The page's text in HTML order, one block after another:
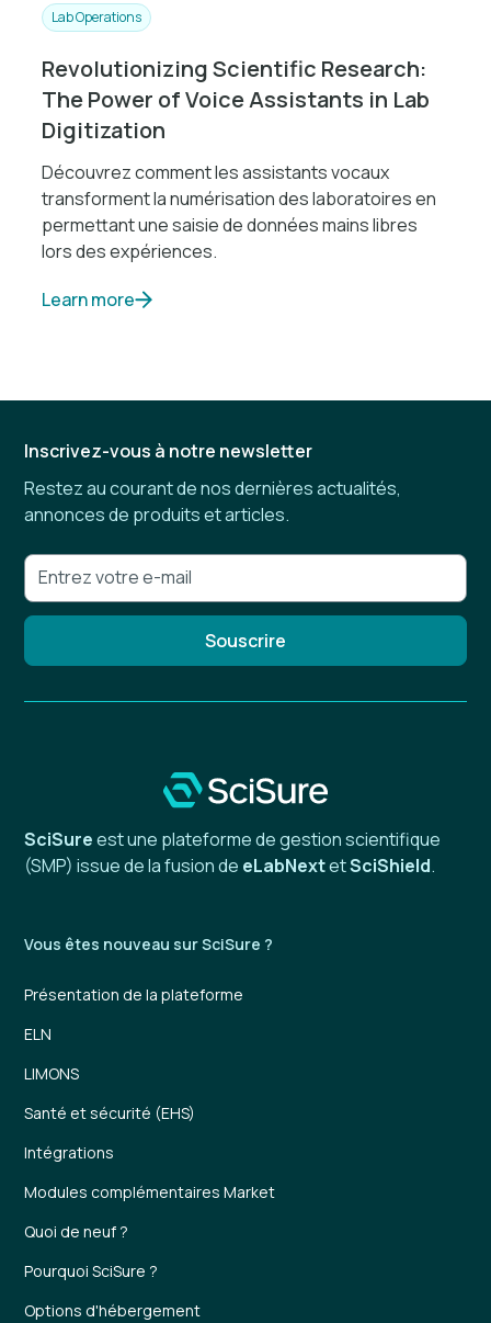
Lab Operations
Revolutionizing Scientific Research:
The Power of Voice Assistants in Lab
Digitization
Découvrez comment les assistants vocaux
transforment la numérisation des laboratoires en
permettant une saisie de données mains libres
lors des expériences.
Learn more
Inscrivez-vous à notre newsletter
Restez au courant de nos dernières actualités,
annonces de produits et articles.
SciSureest une plateforme de gestion scientifique
(SMP) issue de la fusion de eLabNextetSciShield.
Vous êtes nouveau sur SciSure ?
Présentation de la plateforme
ELN
LIMONS
Santé et sécurité (EHS)
Intégrations
Modules complémentaires Market
Quoi de neuf ?
Pourquoi SciSure ?
Options d'hébergement